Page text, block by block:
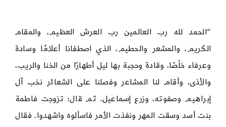
“الحمد لله رب العالمين رب العرش العظيم، والمقام
الكريم، والمشعر والحطيم، الذي اصطفانا أعلامًا وسادة
وعرفاء خلّصًا، وقادة وحجبة بها ليل أطهارًا من الخنا والريب،
والأذى، وأقام لنا المشاعر وفصلنا على الشعائر نخب آل
إبراهيم وصفوته، وزرع إسماعيل. ثم قال: تزوجت فاطمة
بنت أسد وسقت المهر ونفذت الأمر فاسألوه واشهدوا. فقال